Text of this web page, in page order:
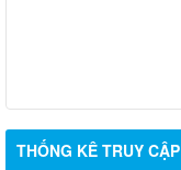
THỐNG KÊ TRUY CẬP